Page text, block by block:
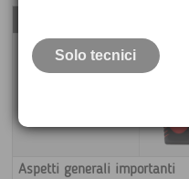
Aspetti generali importanti
Solo tecnici